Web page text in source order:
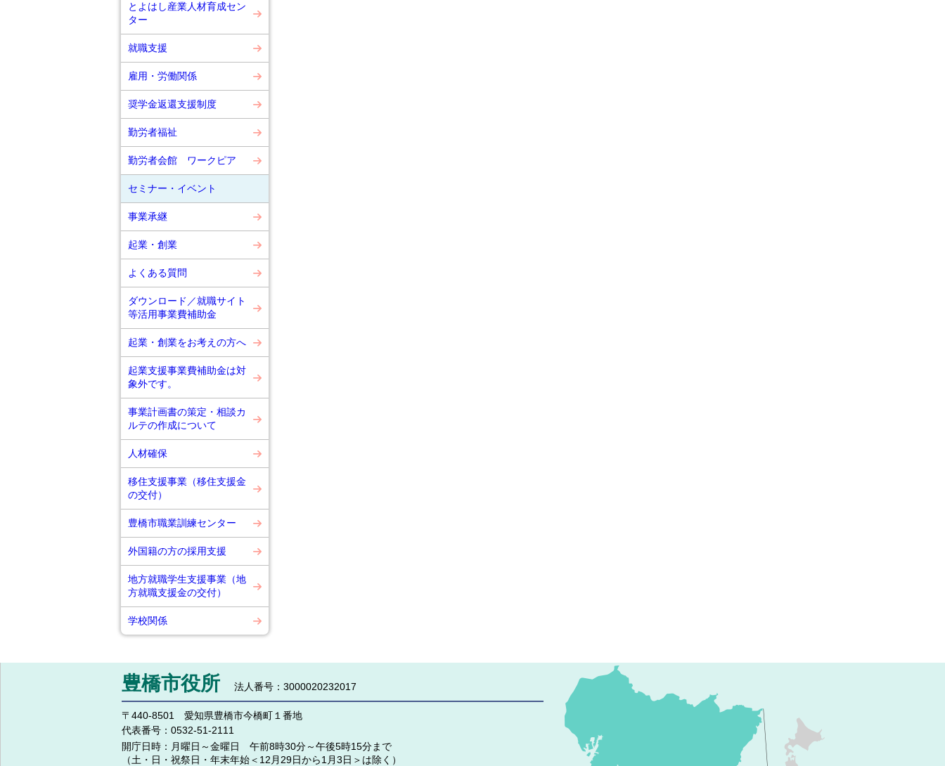
とよはし産業人材育成セン
ター
就職支援
雇用・労働関係
奨学金返還支援制度
勤労者福祉
勤労者会館 ワークピア
セミナー・イベント
事業承継
起業・創業
よくある質問
ダウンロード／就職サイト
等活用事業費補助金
起業・創業をお考えの方へ
起業支援事業費補助金は対
象外です。
事業計画書の策定・相談カ
ルテの作成について
人材確保
移住支援事業（移住支援金
の交付）
豊橋市職業訓練センター
外国籍の方の採用支援
地方就職学生支援事業（地
方就職支援金の交付）
学校関係
豊橋市役所 法人番号：3000020232017
〒440-8501 愛知県豊橋市今橋町１番地
代表番号： 0532-51-2111
開庁日時： 月曜日～金曜日 午前8時30分～午後5時15分まで
（土・日・祝祭日・年末年始＜12月29日から1月3日＞は除く）